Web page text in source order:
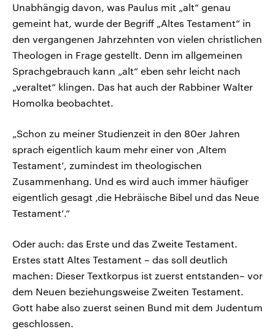
Unabhängig davon, was Paulus mit „alt“ genau
gemeint hat, wurde der Begriff „Altes Testament“ in
den vergangenen Jahrzehnten von vielen christlichen
Theologen in Frage gestellt. Denn im allgemeinen
Sprachgebrauch kann „alt“ eben sehr leicht nach
„veraltet“ klingen. Das hat auch der Rabbiner Walter
Homolka beobachtet.
„Schon zu meiner Studienzeit in den 80er Jahren
sprach eigentlich kaum mehr einer von ‚Altem
Testament‘, zumindest im theologischen
Zusammenhang. Und es wird auch immer häufiger
eigentlich gesagt ‚die Hebräische Bibel und das Neue
Testament‘.“
Oder auch: das Erste und das Zweite Testament.
Erstes statt Altes Testament – das soll deutlich
machen: Dieser Textkorpus ist zuerst entstanden– vor
dem Neuen beziehungsweise Zweiten Testament.
Gott habe also zuerst seinen Bund mit dem Judentum
geschlossen.